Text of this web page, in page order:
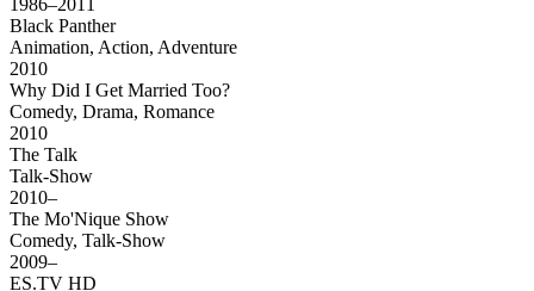
1986–2011
Black Panther
Animation, Action, Adventure
2010
Why Did I Get Married Too?
Comedy, Drama, Romance
2010
The Talk
Talk-Show
2010–
The Mo'Nique Show
Comedy, Talk-Show
2009–
ES.TV HD